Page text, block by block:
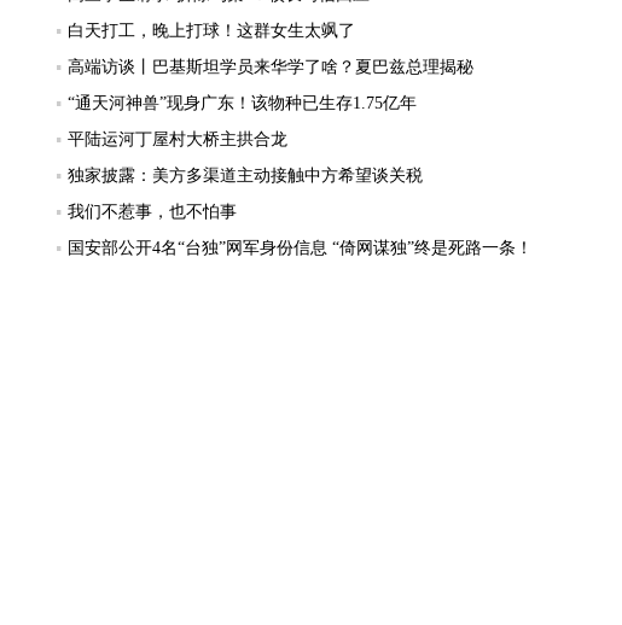
白天打工，晚上打球！这群女生太飒了
高端访谈丨巴基斯坦学员来华学了啥？夏巴兹总理揭秘
“通天河神兽”现身广东！该物种已生存1.75亿年
平陆运河丁屋村大桥主拱合龙
独家披露：美方多渠道主动接触中方希望谈关税
我们不惹事，也不怕事
国安部公开4名“台独”网军身份信息 “倚网谋独”终是死路一条！